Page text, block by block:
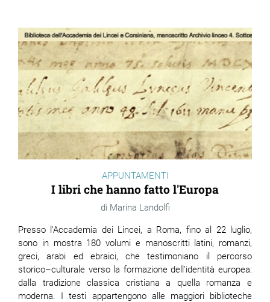
APPUNTAMENTI
I libri che hanno fatto l'Europa
Marina Landolfi
Presso l'Accademia dei Lincei, a Roma, fino al 22 luglio,
sono in mostra 180 volumi e manoscritti latini, romanzi,
greci, arabi ed ebraici, che testimoniano il percorso
storico–culturale verso la formazione dell'identità europea:
dalla tradizione classica cristiana a quella romanza e
moderna. I testi appartengono alle maggiori biblioteche